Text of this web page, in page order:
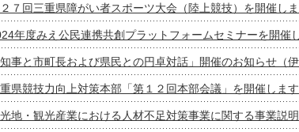
７回三重県障がい者スポーツ大会（陸上競技）を開催し
年度みえ公民連携共創プラットフォームセミナーを開催
事と市町長および県民との円卓対話」開催のお知らせ（伊
県競技力向上対策本部「第１２回本部会議」を開催します
地・観光産業における人材不足対策事業に関する事業説